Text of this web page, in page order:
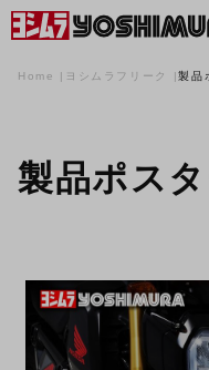
Home ヨシムラフリーク 製品
製品ポス